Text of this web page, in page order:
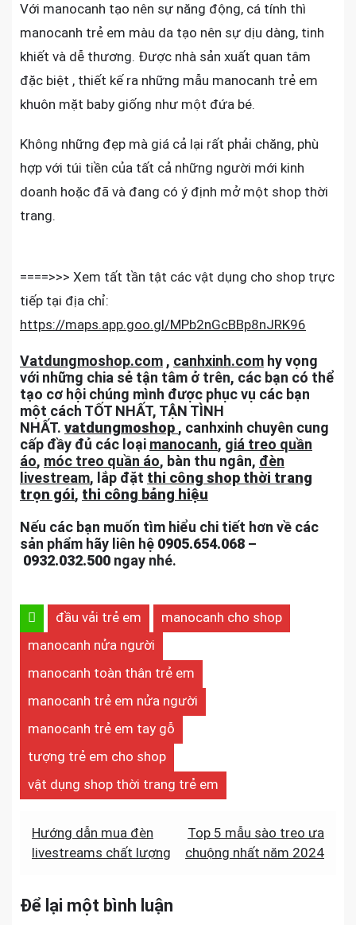
Với manocanh tạo nên sự năng động, cá tính thì
manocanh trẻ em màu da tạo nên sự dịu dàng, tinh
khiết và dễ thương. Được nhà sản xuất quan tâm
đặc biệt , thiết kế ra những mẫu manocanh trẻ em
khuôn mặt baby giống như một đứa bé.
Không những đẹp mà giá cả lại rất phải chăng, phù
hợp với túi tiền của tất cả những người mới kinh
doanh hoặc đã và đang có ý định mở một shop thời
trang.
====>>> Xem tất tần tật các vật dụng cho shop trực
tiếp tại địa chỉ:
https://maps.app.goo.gl/MPb2nGcBBp8nJRK96
Vatdungmoshop.com , canhxinh.com hy vọng
với những chia sẻ tận tâm ở trên, các bạn có thể
tạo cơ hội chúng mình được phục vụ các bạn
một cách TỐT NHẤT, TẬN TÌNH
NHẤT. vatdungmoshop , canhxinh chuyên cung
cấp đầy đủ các loại manocanh, giá treo quần
áo, móc treo quần áo, bàn thu ngân, đèn
livestream, lắp đặt thi công shop thời trang
trọn gói, thi công bảng hiệu
Nếu các bạn muốn tìm hiểu chi tiết hơn về các
sản phẩm hãy liên hệ 0905.654.068 –
0932.032.500 ngay nhé.
đầu vải trẻ em
manocanh cho shop
manocanh nửa người
manocanh toàn thân trẻ em
manocanh trẻ em nửa người
manocanh trẻ em tay gỗ
tượng trẻ em cho shop
vật dụng shop thời trang trẻ em
Điều
hướng
viết
Hướng dẫn mua đèn
livestreams chất lượng
Top 5 mẫu sào treo ưa
chuộng nhất năm 2024
Để lại một bình luận